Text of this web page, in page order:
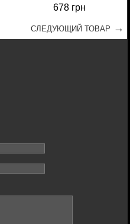
СЛЕДУЮЩИЙ ТОВАР →